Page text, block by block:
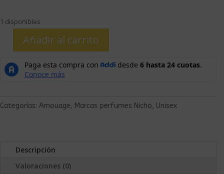
1 disponibles
Añadir al carrito
Categorías: Amouage, Marcas perfumes Nicho, Unisex
Descripción
Valoraciones (0)